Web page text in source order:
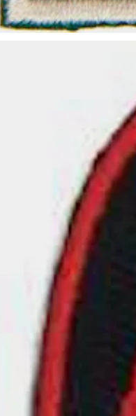
Pohjanmaan partiolaisten